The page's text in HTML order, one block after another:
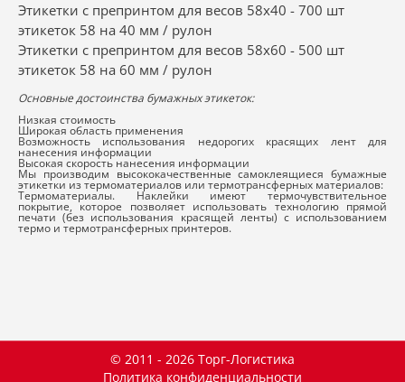
Этикетки с препринтом для весов 58x40 - 700 шт
этикеток 58 на 40 мм / рулон
Этикетки с препринтом для весов 58x60 - 500 шт
этикеток 58 на 60 мм / рулон
Основные достоинства бумажных этикеток:
Низкая стоимость
Широкая область применения
Возможность использования недорогих красящих лент для
нанесения информации
Высокая скорость нанесения информации
Мы производим высококачественные самоклеящиеся бумажные
этикетки из термоматериалов или термотрансферных материалов:
Термоматериалы. Наклейки имеют термочувствительное
покрытие, которое позволяет использовать технологию прямой
печати (без использования красящей ленты) с использованием
термо и термотрансферных принтеров.
© 2011 - 2026 Торг-Логистика
Политика конфиденциальности